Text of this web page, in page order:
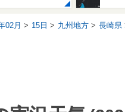
02月 15日 九州地方 長崎県